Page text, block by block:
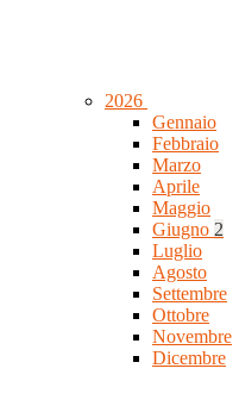
2026
Gennaio
Febbraio
Marzo
Aprile
Maggio
Giugno 2
Luglio
Agosto
Settembre
Ottobre
Novembre
Dicembre